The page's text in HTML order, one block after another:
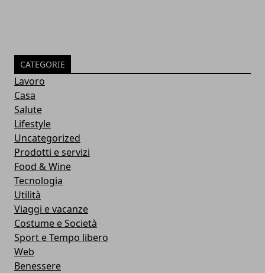
CATEGORIE
Lavoro
Casa
Salute
Lifestyle
Uncategorized
Prodotti e servizi
Food & Wine
Tecnologia
Utilità
Viaggi e vacanze
Costume e Società
Sport e Tempo libero
Web
Benessere